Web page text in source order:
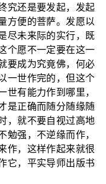
究还是要发起，发起
方便的菩萨。发愿以
尽未来际的实行，既
个愿不一定要在这一
要成为究竟佛，何必
一世作完的，但这个
世有能力作到哪里，
是正确而随分随缘随
，就不要自视过高地
勉强，不逆缘而作，
作，这样作起来就很
它，平实导师出版书